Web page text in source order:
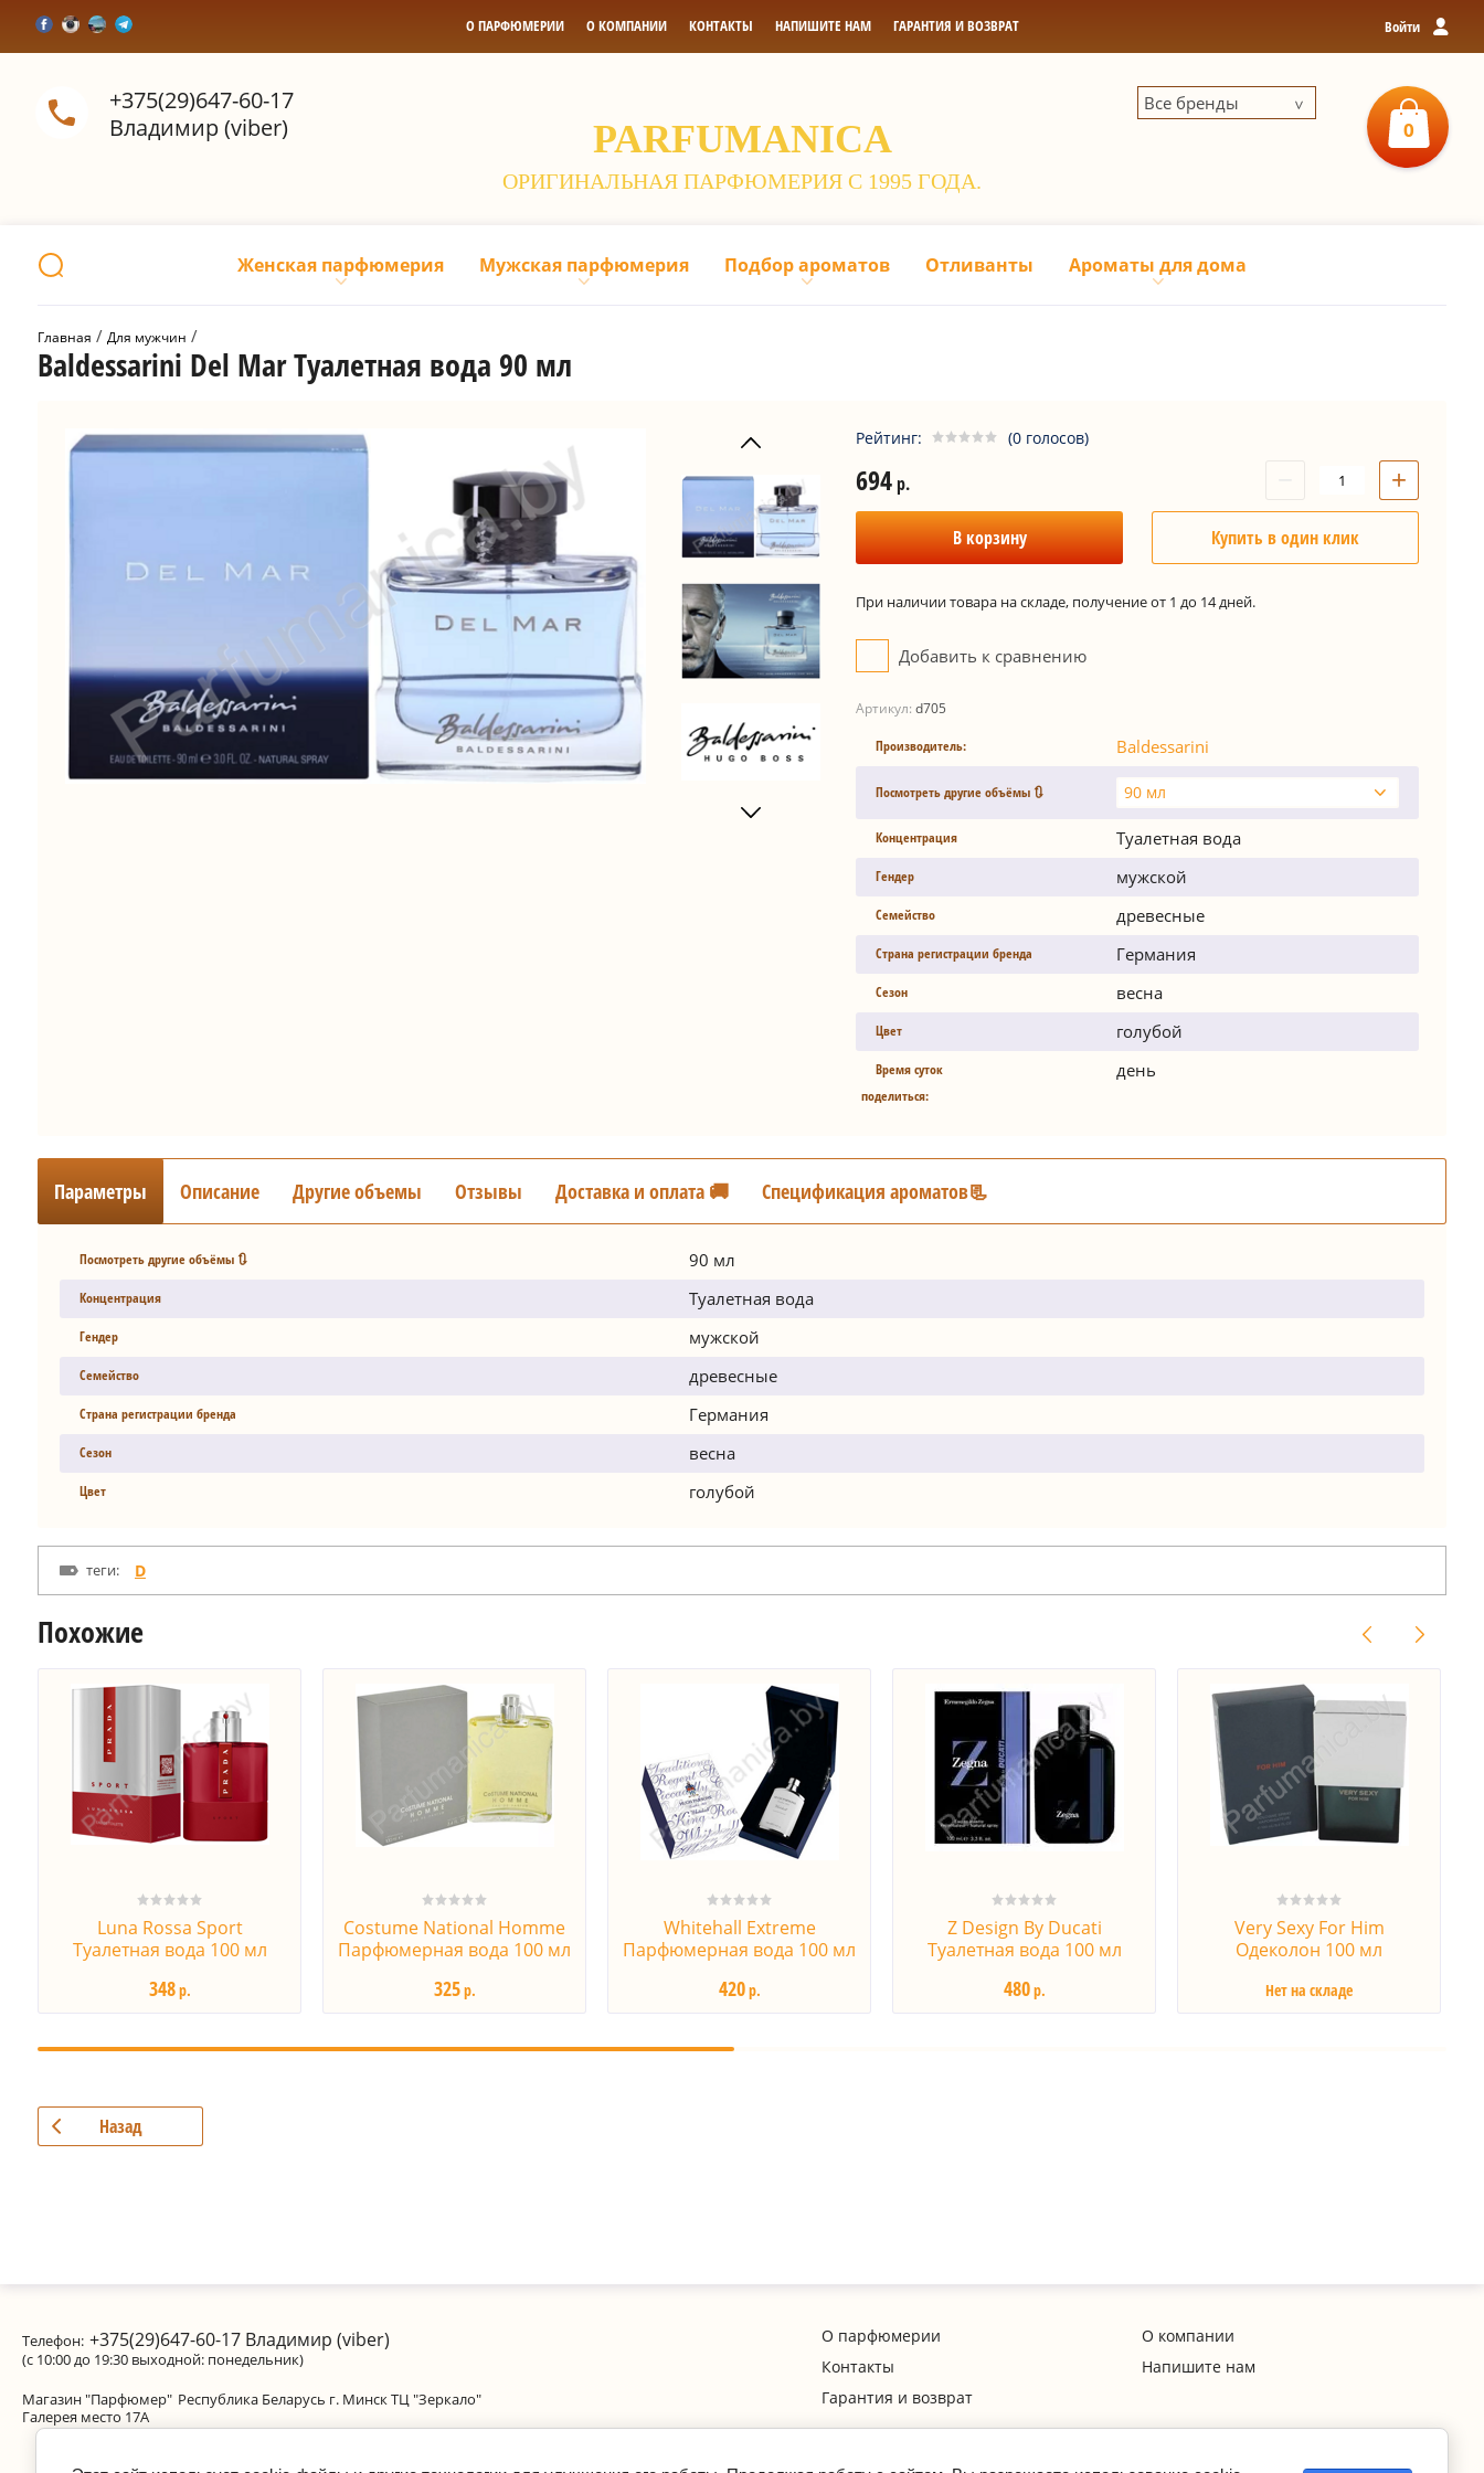
О ПАРФЮМЕРИИ О КОМПАНИИ КОНТАКТЫ НАПИШИТЕ НАМ ГАРАНТИЯ И ВОЗВРАТ Войти
+375(29)647-60-17
Владимир (viber)
Все бренды
PARFUMANICA
ОРИГИНАЛЬНАЯ ПАРФЮМЕРИЯ С 1995 ГОДА.
0
Женская парфюмерия Мужская парфюмерия Подбор ароматов Отливанты Ароматы для дома
Главная / Для мужчин /
Baldessarini Del Mar Туалетная вода 90 мл
Рейтинг: (0 голосов)
694р. +
В корзину Купить в один клик
При наличии товара на складе, получение от 1 до 14 дней.
Добавить к сравнению
Артикул: d705
Производитель: Baldessarini
Посмотреть другие объёмы 🔃 90 мл
Концентрация Туалетная вода
Гендер мужской
Семейство древесные
Страна регистрации бренда Германия
Сезон весна
Цвет голубой
Время суток день
поделиться:
Параметры Описание Другие объемы Отзывы Доставка и оплата 🚚 Спецификация ароматов📃
Посмотреть другие объёмы 🔃 90 мл
Концентрация Туалетная вода
Гендер мужской
Семейство древесные
Страна регистрации бренда Германия
Сезон весна
Цвет голубой
теги: D
Похожие
Luna Rossa Sport
Туалетная вода 100 мл
348р.
Costume National Homme
Парфюмерная вода 100 мл
325р.
Whitehall Extreme
Парфюмерная вода 100 мл
420р.
Z Design By Ducati
Туалетная вода 100 мл
480р.
Very Sexy For Him
Одеколон 100 мл
Нет на складе
Назад
Телефон: +375(29)647-60-17 Владимир (viber)
(с 10:00 до 19:30 выходной: понедельник)
Магазин "Парфюмер" Республика Беларусь г. Минск ТЦ "Зеркало"
Галерея место 17А
О парфюмерии
О компании
Контакты
Напишите нам
Гарантия и возврат